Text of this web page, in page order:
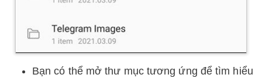
Bạn có thể mở thư mục tương ứng để tìm hiểu